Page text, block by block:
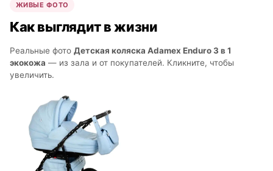
ЖИВЫЕ ФОТО
Как выглядит в жизни
Реальные фото Детская коляска Adamex Enduro 3 в 1
экокожа — из зала и от покупателей. Кликните, чтобы
увеличить.